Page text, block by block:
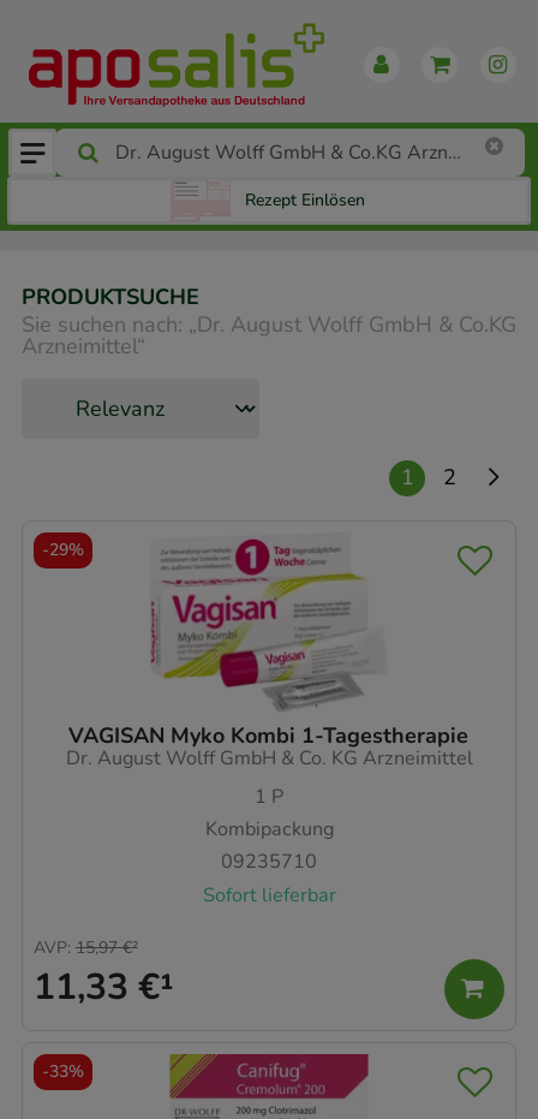
Rezept Einlösen
PRODUKTSUCHE
Sie suchen nach: „Dr. August Wolff GmbH & Co.KG
Arzneimittel“
1 2
VAGISAN Myko Kombi 1-Tagestherapie
Dr. August Wolff GmbH & Co. KG Arzneimittel
1 P
Kombipackung
09235710
Sofort lieferbar
11,33 €¹
AVP: 15,97 €²
-29%
-33%